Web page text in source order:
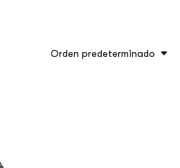
Orden predeterminado